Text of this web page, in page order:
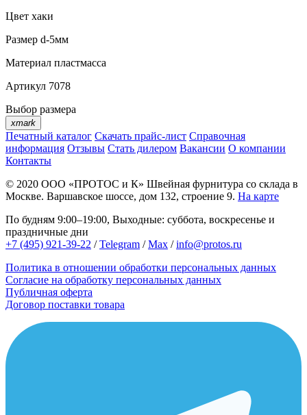
Цвет хаки
Размер d-5мм
Материал пластмасса
Артикул 7078
Выбор размера
xmark
Печатный каталог Скачать прайс-лист Справочная
информация Отзывы Стать дилером Вакансии О компании
Контакты
© 2020 ООО «ПРОТОС и К» Швейная фурнитура со склада в
Москве. Варшавское шоссе, дом 132, строение 9. На карте
По будням 9:00–19:00, Выходные: суббота, воскресенье и
праздничные дни
+7 (495) 921-39-22 /Telegram /Max /info@protos.ru
Политика в отношении обработки персональных данных
Согласие на обработку персональных данных
Публичная оферта
Договор поставки товара